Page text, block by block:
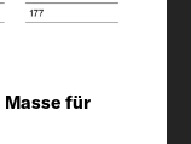
Masse für